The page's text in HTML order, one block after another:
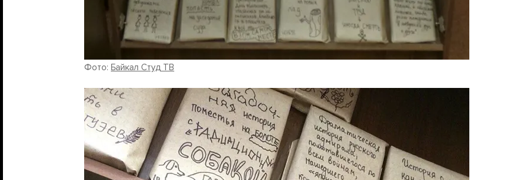
Фото: Байкал Студ ТВ